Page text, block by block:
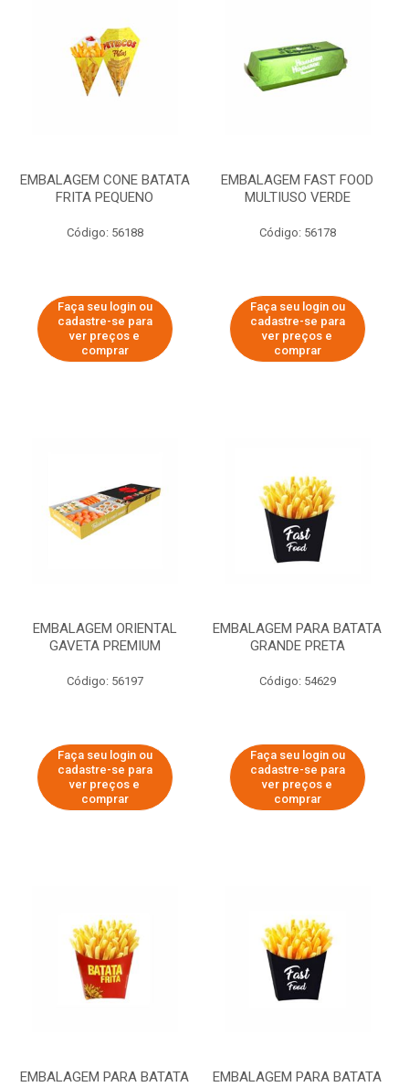
EMBALAGEM CONE BATATA
FRITA PEQUENO
Código: 56188
Faça seu login ou
cadastre-se para
ver preços e
comprar
EMBALAGEM FAST FOOD
MULTIUSO VERDE
Código: 56178
Faça seu login ou
cadastre-se para
ver preços e
comprar
EMBALAGEM ORIENTAL
GAVETA PREMIUM
Código: 56197
Faça seu login ou
cadastre-se para
ver preços e
comprar
EMBALAGEM PARA BATATA
GRANDE PRETA
Código: 54629
Faça seu login ou
cadastre-se para
ver preços e
comprar
EMBALAGEM PARA BATATA
EMBALAGEM PARA BATATA